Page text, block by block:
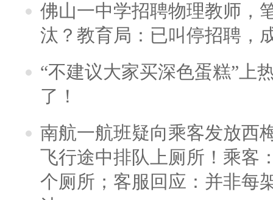
佛山一中学招聘物理教师，
汰？教育局：已叫停招聘，
“不建议大家买深色蛋糕”上
了！
南航一航班疑向乘客发放西
飞行途中排队上厕所！乘客
个厕所；客服回应：并非每